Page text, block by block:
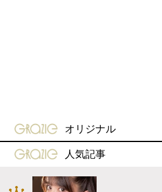
gravure-grazie
オリジナル
gravure-grazie
人気記事